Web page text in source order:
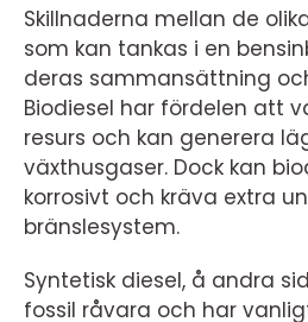
Skillnaderna mellan de
som kan tankas i en
deras sammansättning
Biodiesel har fördelen att
resurs och kan generera
växthusgaser. Dock kan
korrosivt och kräva extra
bränslesystem.
Syntetisk diesel, å andra
fossil råvara och har